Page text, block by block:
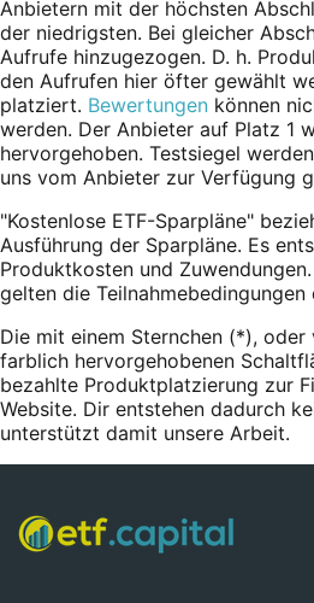
Anbietern mit der höchsten
der niedrigsten. Bei gleicher
Aufrufe hinzugezogen. D. h.
den Aufrufen hier öfter gewählt
platziert. Bewertungen können
werden. Der Anbieter auf Platz 1
hervorgehoben. Testsiegel
uns vom Anbieter zur Verfügung
"Kostenlose ETF-Sparpläne"
Ausführung der Sparpläne. Es
Produktkosten und
gelten die
Die mit einem Sternchen (*), oder
farblich hervorgehobenen
bezahlte Produktplatzierung zur
Website. Dir entstehen dadurch
unterstützt damit unsere Arbeit.